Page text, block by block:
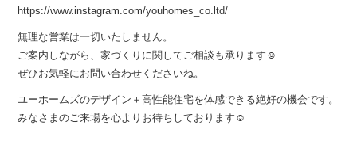
https://www.instagram.com/youhomes_co.ltd/
無理な営業は一切いたしません。
ご案内しながら、家づくりに関してご相談も承ります☺︎
ぜひお気軽にお問い合わせくださいね。
ユーホームズのデザイン＋高性能住宅を体感できる絶好の機会です。
みなさまのご来場を心よりお待ちしております☺︎